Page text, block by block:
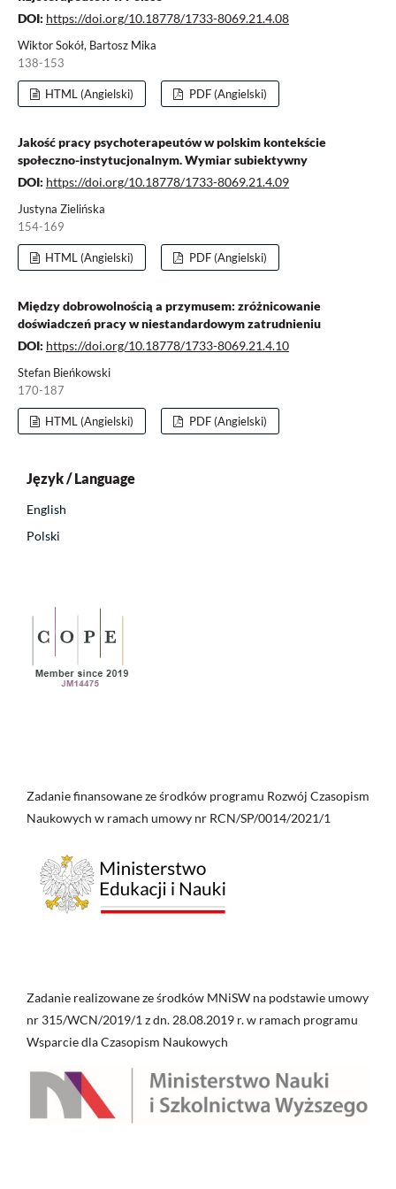
DOI: https://doi.org/10.18778/1733-8069.21.4.08
Wiktor Sokół, Bartosz Mika
138-153
HTML (Angielski) PDF (Angielski)
Jakość pracy psychoterapeutów w polskim kontekście
społeczno-instytucjonalnym. Wymiar subiektywny
DOI: https://doi.org/10.18778/1733-8069.21.4.09
Justyna Zielińska
154-169
HTML (Angielski) PDF (Angielski)
Między dobrowolnością a przymusem: zróżnicowanie
doświadczeń pracy w niestandardowym zatrudnieniu
DOI: https://doi.org/10.18778/1733-8069.21.4.10
Stefan Bieńkowski
170-187
HTML (Angielski) PDF (Angielski)
Język / Language
English
Polski
Zadanie finansowane ze środków programu Rozwój Czasopism
Naukowych w ramach umowy nr RCN/SP/0014/2021/1
Zadanie realizowane ze środków MNiSW na podstawie umowy
nr 315/WCN/2019/1 z dn. 28.08.2019 r. w ramach programu
Wsparcie dla Czasopism Naukowych